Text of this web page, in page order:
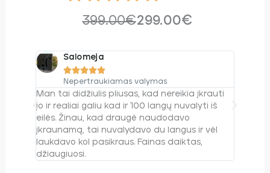
399.00€299.00€
Salomeja

Nepertraukiamas valymas
Man tai didžiulis pliusas, kad nereikia įkrauti
jo ir realiai galiu kad ir 100 langų nuvalyti iš
eilės. Žinau, kad draugė naudodavo
įkraunamą, tai nuvalydavo du langus ir vėl
laukdavo kol pasikraus. Fainas daiktas,
džiaugiuosi.